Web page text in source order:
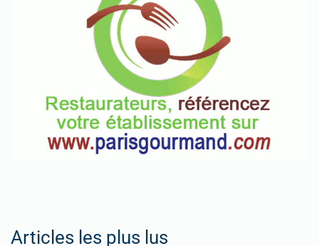
Articles les plus lus